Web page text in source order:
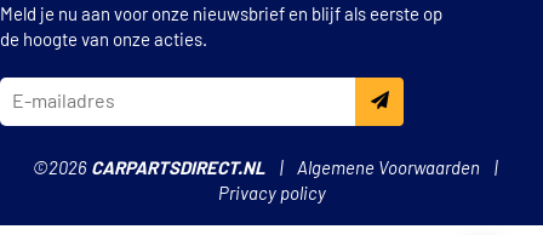
Meld je nu aan voor onze nieuwsbrief en blijf als eerste op
de hoogte van onze acties.
©2026 CARPARTSDIRECT.NL
Algemene Voorwaarden
Privacy policy